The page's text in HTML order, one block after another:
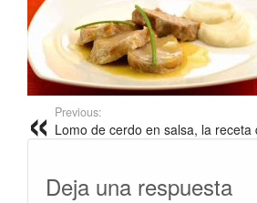
Previous:
Lomo de cerdo en salsa, la receta
Deja una respuesta